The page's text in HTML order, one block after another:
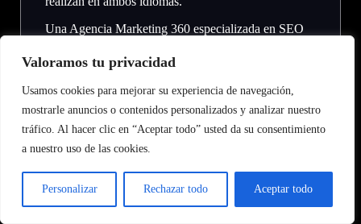
Valoramos tu privacidad
Usamos cookies para mejorar su experiencia de navegación,
mostrarle anuncios o contenidos personalizados y analizar nuestro
tráfico. Al hacer clic en “Aceptar todo” usted da su consentimiento
a nuestro uso de las cookies.
Personalizar Rechazar todo Aceptar todo
Una Agencia Marketing 360 especializada en SEO
inmigración, clínicas, contratistas o restaurantes en
ciudades con gran población latina.
El beneficio principal es generar tráfico orgánico
constante sin depender totalmente de publicidad
paga.
enfocada en publicidad digital